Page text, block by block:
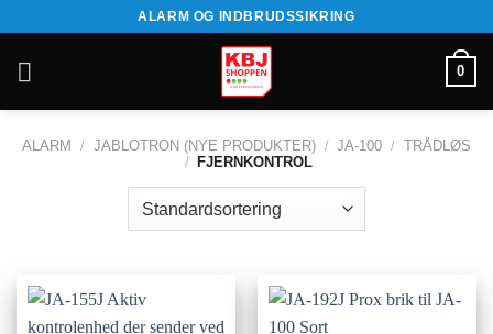
indhold
ALARM OG INDBRUDSSIKRING
0
ALARM / JABLOTRON (NYE PRODUKTER) / JA-100 / TRÅDLØS
/
FJERNKONTROL